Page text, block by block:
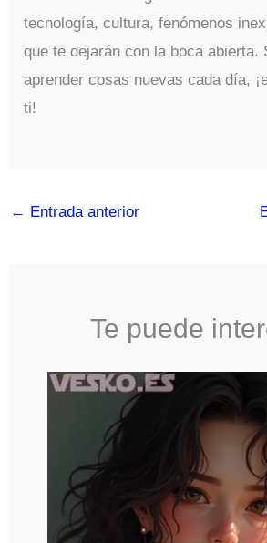
tecnología, cultura, fenómenos
que te dejarán con la boca abierta.
aprender cosas nuevas cada día,
ti!
← Entrada anterior
Te puede